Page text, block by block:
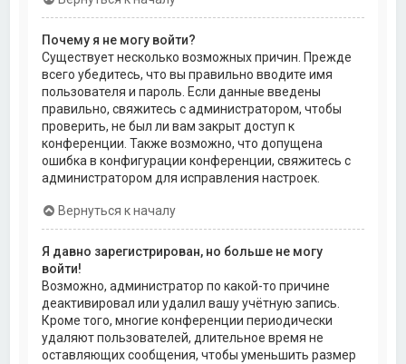
Почему я не могу войти?
Существует несколько возможных причин. Прежде
всего убедитесь, что вы правильно вводите имя
пользователя и пароль. Если данные введены
правильно, свяжитесь с администратором, чтобы
проверить, не был ли вам закрыт доступ к
конференции. Также возможно, что допущена
ошибка в конфигурации конференции, свяжитесь с
администратором для исправления настроек.
Вернуться к началу
Я давно зарегистрирован, но больше не могу
войти!
Возможно, администратор по какой-то причине
деактивировал или удалил вашу учётную запись.
Кроме того, многие конференции периодически
удаляют пользователей, длительное время не
оставляющих сообщения, чтобы уменьшить размер